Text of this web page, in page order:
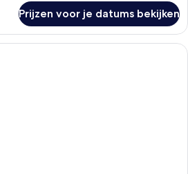
Prijzen voor je datums bekijken
Een moderne hotelkamer met een